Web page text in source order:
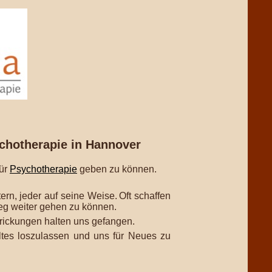
in Hannover
Psychotherapie geben zu können.
jeder auf seine Weise. Oft schaffen
weiter gehen zu können.
halten uns gefangen.
loszulassen und uns für Neues zu